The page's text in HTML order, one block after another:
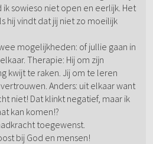
sowieso niet open en eerlijk. Het
hij vindt dat jij niet zo moeilijk
mogelijkheden: of jullie gaan in
Therapie: Hij om zijn
kwijt te raken. Jij om te leren
Anders: uit elkaar want
niet! Dat klinkt negatief, maar ik
kan komen!?
toegewenst.
bij God en mensen!